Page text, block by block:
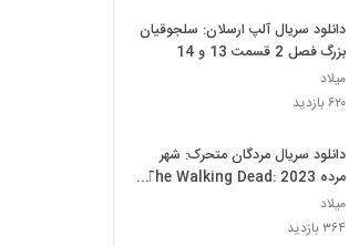
دانلود سریال آلپ ارسلان: سلجوقیان
بزرگ فصل 2 قسمت 13 و 14
میلاد
۶۲۰ بازدید
دانلود سریال مردگان متحرک: شهر
مرده 2023 The Walking Dead:
Dead City قسمت 1
میلاد
۳۶۴ بازدید